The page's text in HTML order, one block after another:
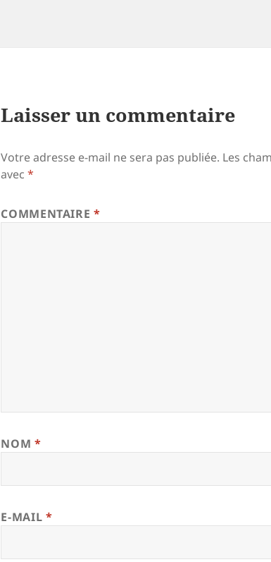
Laisser un commentaire
Votre adresse e-mail ne sera pas publiée. Les
avec*
COMMENTAIRE*
NOM *
E-MAIL *